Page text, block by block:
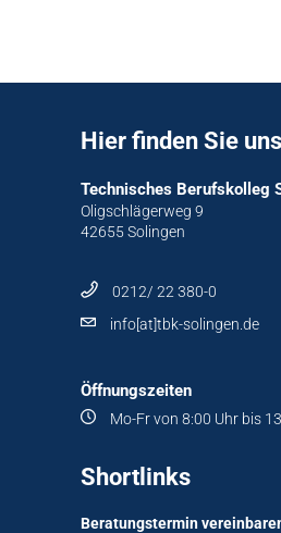
Hier finden Sie uns
Technisches Berufskolleg
Oligschlägerweg 9
42655 Solingen
0212/ 22 380-0
info[at]tbk-solingen.de
Öffnungszeiten
Mo-Fr von 8:00 Uhr bis
Shortlinks
Beratungstermin